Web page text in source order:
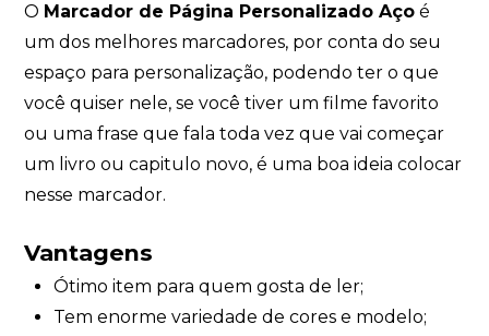
O Marcador de Página Personalizado Aço é
um dos melhores marcadores, por conta do seu
espaço para personalização, podendo ter o que
você quiser nele, se você tiver um filme favorito
ou uma frase que fala toda vez que vai começar
um livro ou capitulo novo, é uma boa ideia colocar
nesse marcador.
Vantagens
Ótimo item para quem gosta de ler;
Tem enorme variedade de cores e modelo;